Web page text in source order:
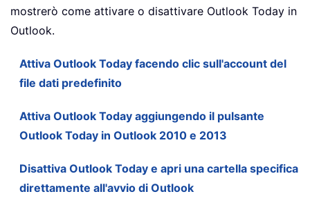
mostrerò come attivare o disattivare Outlook Today in
Outlook.
Attiva Outlook Today facendo clic sull'account del
file dati predefinito
Attiva Outlook Today aggiungendo il pulsante
Outlook Today in Outlook 2010 e 2013
Disattiva Outlook Today e apri una cartella specifica
direttamente all'avvio di Outlook